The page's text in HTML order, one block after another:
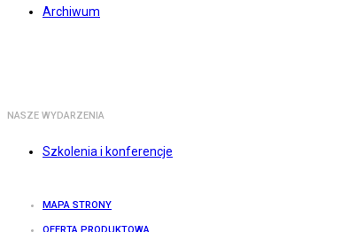
Archiwum
NASZE WYDARZENIA
Szkolenia i konferencje
MAPA STRONY